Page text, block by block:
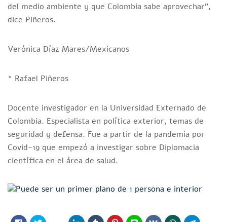
del medio ambiente y que Colombia sabe aprovechar”,
dice Piñeros.
Verónica Díaz Mares/Mexicanos
* Rafael Piñeros
Docente investigador en la Universidad Externado de
Colombia. Especialista en política exterior, temas de
seguridad y defensa. Fue a partir de la pandemia por
Covid-19 que empezó a investigar sobre Diplomacia
científica en el área de salud.